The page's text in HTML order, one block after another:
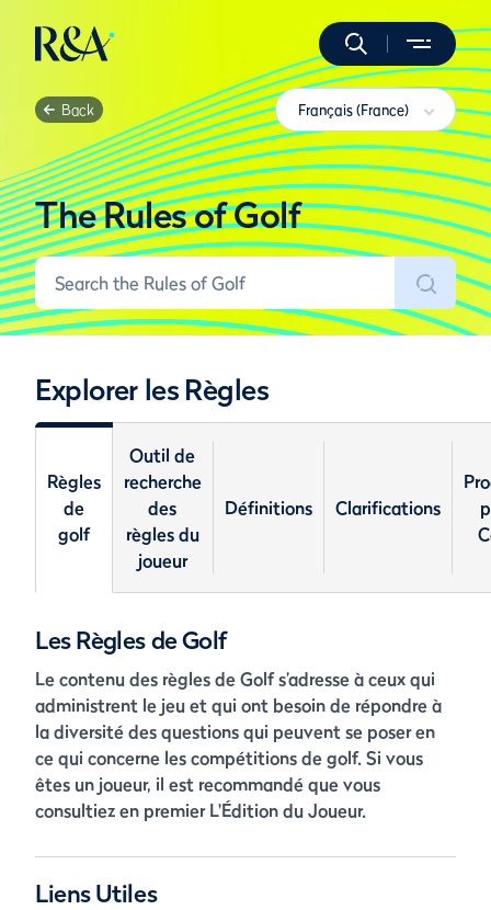
Back Français (France)
The Rules of Golf
Explorer les Règles
Règles
de
golf
Outil de
recherche
des
règles du
joueur
Définitions Clarifications
Les Règles de Golf
Le contenu des règles de Golf s’adresse à ceux qui
administrent le jeu et qui ont besoin de répondre à
la diversité des questions qui peuvent se poser en
ce qui concerne les compétitions de golf. Si vous
êtes un joueur, il est recommandé que vous
consultiez en premier L'Édition du Joueur.
Liens Utiles